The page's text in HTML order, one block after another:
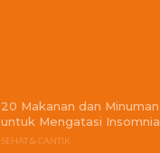
20 Makanan dan Minuman
untuk Mengatasi Insomnia
SEHAT & CANTIK